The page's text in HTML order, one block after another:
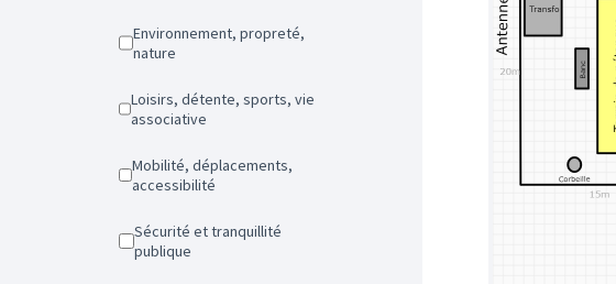
Environnement, propreté,
nature
Loisirs, détente, sports, vie
associative
Mobilité, déplacements,
accessibilité
Sécurité et tranquillité
publique